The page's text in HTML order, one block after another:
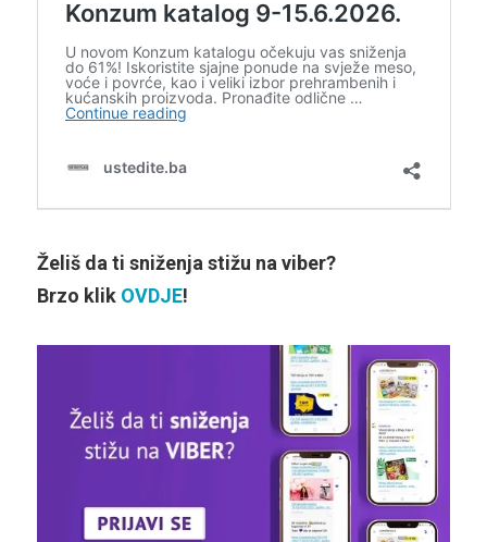
Želiš da ti sniženja stižu na viber?
Brzo klik OVDJE!